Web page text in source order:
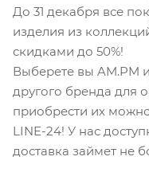
До 31 декабря все
изделия из
скидками до 50%!
Выберете вы AM.PM
другого бренда для
приобрести их
LINE-24! У нас
доставка займет не